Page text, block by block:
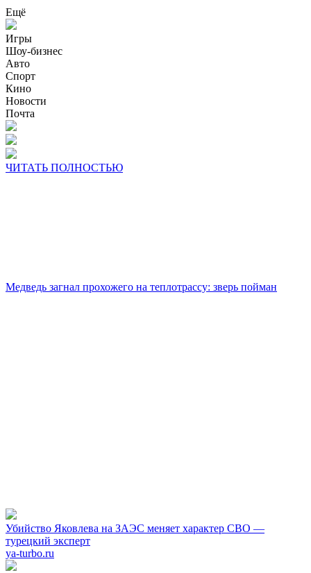
Ещё
Игры
Шоу-бизнес
Авто
Спорт
Кино
Новости
Почта
ЧИТАТЬ ПОЛНОСТЬЮ
Медведь загнал прохожего на теплотрассу: зверь пойман
Убийство Яковлева на ЗАЭС меняет характер СВО —
турецкий эксперт
ya-turbo.ru